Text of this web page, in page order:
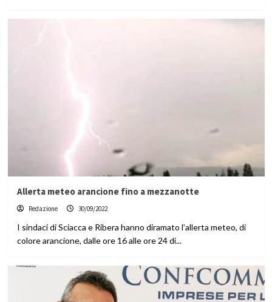
Allerta meteo arancione fino a mezzanotte
Redazione 30/09/2022
I sindaci di Sciacca e Ribera hanno diramato l’allerta meteo, di
colore arancione, dalle ore 16 alle ore 24 di...